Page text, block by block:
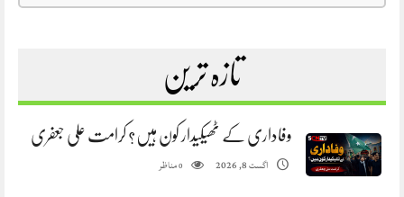
تازہ ترین
وفاداری کے ٹھیکیدار کون ہیں؟ کرامت علی جعفری
اگست 8, 2026 0مناظر